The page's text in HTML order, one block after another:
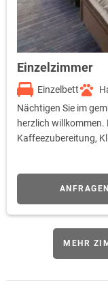
Einzelzimmer
Einzelbett
Nächtigen Sie im
herzlich willkommen.
Kaffeezubereitung,
ANFRAGEN
MEHR